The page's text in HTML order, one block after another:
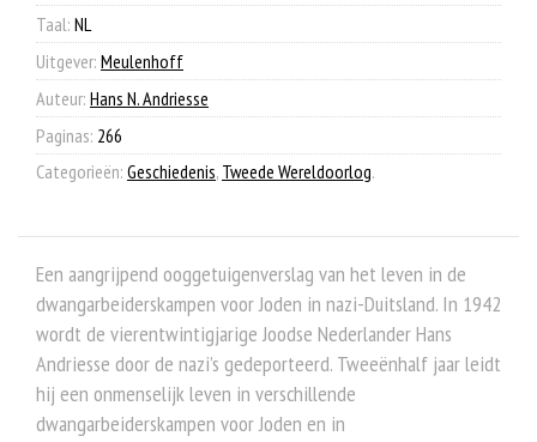
Taal: NL
Uitgever: Meulenhoff
Auteur: Hans N. Andriesse
Paginas: 266
Categorieën: Geschiedenis, Tweede Wereldoorlog.
Een aangrijpend ooggetuigenverslag van het leven in de
dwangarbeiderskampen voor Joden in nazi-Duitsland. In 1942
wordt de vierentwintigjarige Joodse Nederlander Hans
Andriesse door de nazi’s gedeporteerd. Tweeënhalf jaar leidt
hij een onmenselijk leven in verschillende
dwangarbeiderskampen voor Joden en in